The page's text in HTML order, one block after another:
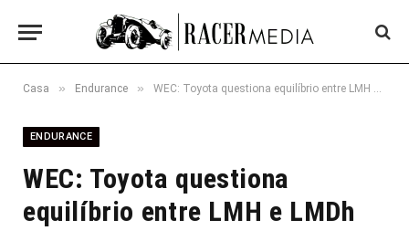
Casa » Endurance » WEC: Toyota questiona equilíbrio entre LMH e LMDh
ENDURANCE
WEC: Toyota questiona
equilíbrio entre LMH e LMDh